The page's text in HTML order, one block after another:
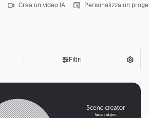
Crea un video IA Personalizza un
Filtri